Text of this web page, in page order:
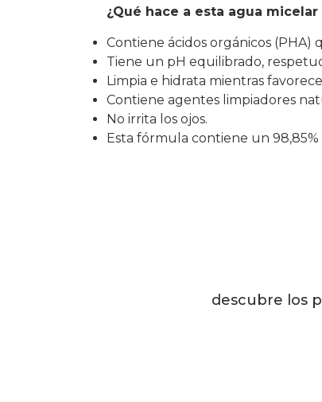
¿Qué hace a esta agua
Contiene ácidos orgánicos
Tiene un pH equilibrado,
Limpia e hidrata mientras
Contiene agentes limpiadores
No irrita los ojos.
Esta fórmula contiene un
descubre los